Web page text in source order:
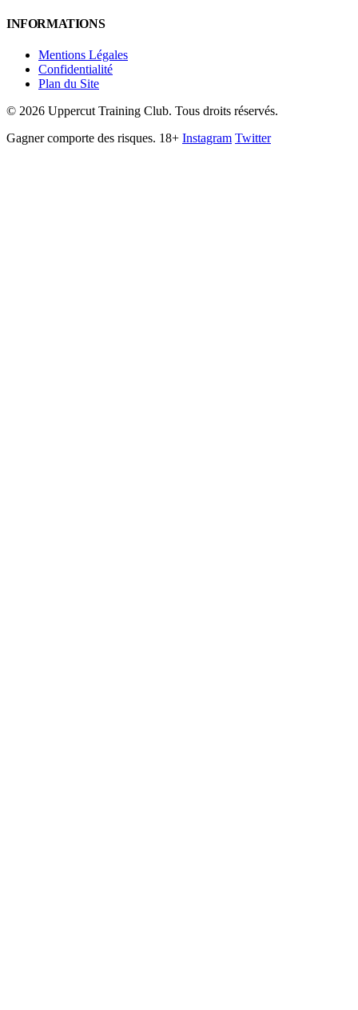
INFORMATIONS
Mentions Légales
Confidentialité
Plan du Site
© 2026 Uppercut Training Club. Tous droits réservés.
Gagner comporte des risques. 18+ Instagram Twitter